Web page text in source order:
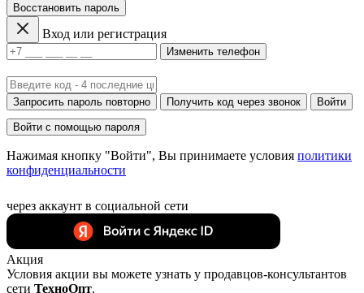
Восстановить пароль
Вход или регистрация
Изменить телефон
Запросить пароль повторно Получить код через звонок Войти
Войти с помощью пароля
Нажимая кнопку "Войти", Вы принимаете условия политики
конфиденциальности
через аккаунт в социальной сети
Акция
Условия акции вы можете узнать у продавцов-консультантов
сети ТехноОпт.